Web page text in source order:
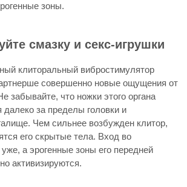
зоны.
смазку и секс-игрушки
клиторальный вибростимулятор
совершенно новые ощущения от
забывайте, что ножки этого органа
далеко за пределы головки и
Чем сильнее возбужден клитор,
его скрытые тела. Вход во
а эрогенные зоны его передней
активизируются.